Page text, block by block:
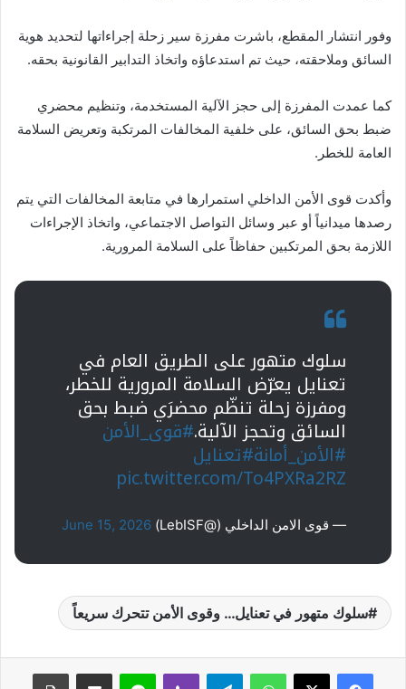
وفور انتشار المقطع، باشرت مفرزة سير زحلة إجراءاتها لتحديد هوية
السائق وملاحقته، حيث تم استدعاؤه واتخاذ التدابير القانونية بحقه.
كما عمدت المفرزة إلى حجز الآلية المستخدمة، وتنظيم محضري
ضبط بحق السائق، على خلفية المخالفات المرتكبة وتعريض السلامة
العامة للخطر.
وأكدت قوى الأمن الداخلي استمرارها في متابعة المخالفات التي يتم
رصدها ميدانياً أو عبر وسائل التواصل الاجتماعي، واتخاذ الإجراءات
اللازمة بحق المرتكبين حفاظاً على السلامة المرورية.
سلوك متهور على الطريق العام في
تعنايل يعرّض السلامة المرورية للخطر،
ومفرزة زحلة تنظّم محضرَي ضبط بحق
السائق وتحجز الآلية.#قوى_الأمن
#الأمن_أمانة#تعنايل
pic.twitter.com/To4PXRa2RZ
— قوى الامن الداخلي (@LebISF) June 15, 2026
سلوك متهور في تعنايل… وقوى الأمن تتحرك سريعاً
واتساب تيلقرام ڤايبر لاين مشاركة عبر البريد طباعة